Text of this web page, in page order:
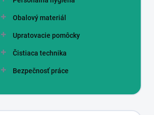
Obalový materiál
Upratovacie pomôcky
Čistiaca technika
Bezpečnosť práce